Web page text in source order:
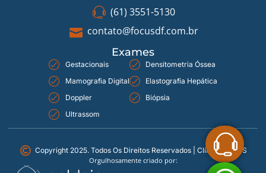
(61) 3551-5130
contato@focusdf.com.br
Exames
Gestacionais
Mamografia Digital
Doppler
Ultrassom
Densitometria Óssea
Elastografia Hepática
Biópsia
Orgulhosamente criado por:
Copyright 2025. Todos Os Direitos Reservados | Clínica FOCUS